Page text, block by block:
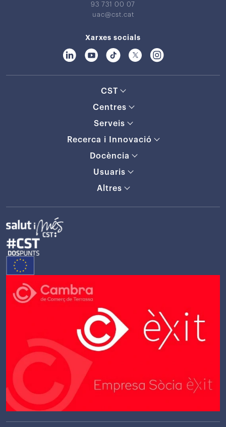
93 731 00 07
uac@cst.cat
Xarxes socials
CST
Centres
Serveis
Recerca i Innovació
Docència
Usuaris
Altres